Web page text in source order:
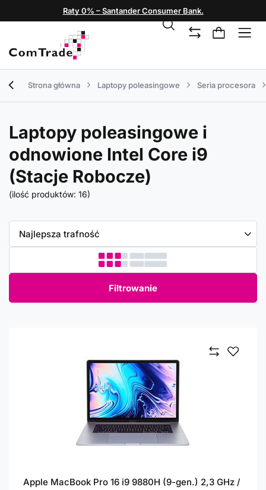
Raty 0% – Santander Consumer Bank.
Strona główna Laptopy poleasingowe Seria procesora
Laptopy poleasingowe i
odnowione Intel Core i9
(Stacje Robocze)
(ilość produktów: 16)
Zmień sortowanie
Najlepsza trafność
Filtrowanie
Apple MacBook Pro 16 i9 9880H (9-gen.) 2,3 GHz /